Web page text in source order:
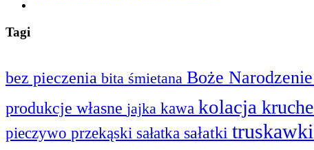
Tagi
bez pieczenia bita śmietana Boże Narodzenie
produkcje własne jajka kawa kolacja kruche
pieczywo przekąski sałatka sałatki truskawki